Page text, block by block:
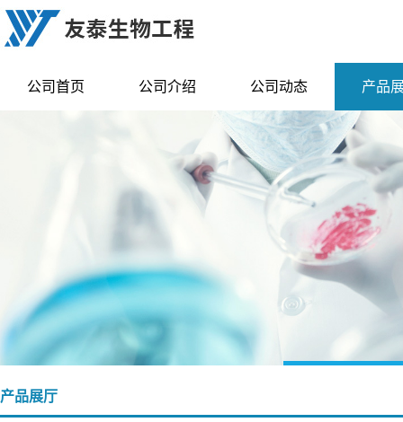
公司首页 公司介绍 公司动态 产品
产品展厅